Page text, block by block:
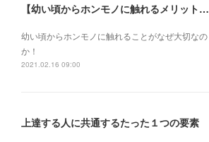
【幼い頃からホンモノに触れるメリットとは？】
幼い頃からホンモノに 触れることがなぜ大切なの
か！
2021.02.16 09:00
上達する人に共通するたった１つの要素